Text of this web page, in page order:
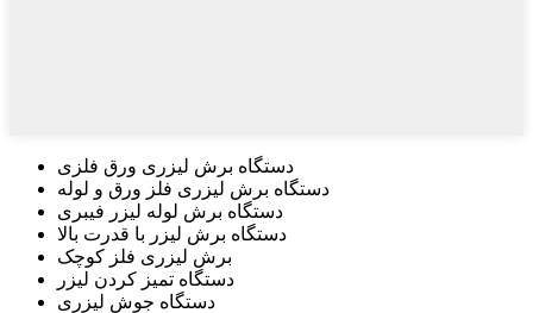
دستگاه برش لیزری ورق فلزی
دستگاه برش لیزری فلز ورق و لوله
دستگاه برش لوله لیزر فیبری
دستگاه برش لیزر با قدرت بالا
برش لیزری فلز کوچک
دستگاه تمیز کردن لیزر
دستگاه جوش لیزری